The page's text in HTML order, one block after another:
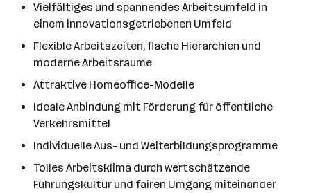
Vielfältiges und spannendes Arbeitsumfeld in
einem innovationsgetriebenen Umfeld
Flexible Arbeitszeiten, flache Hierarchien und
moderne Arbeitsräume
Attraktive Homeoffice-Modelle
Ideale Anbindung mit Förderung für öffentliche
Verkehrsmittel
Individuelle Aus- und Weiterbildungsprogramme
Tolles Arbeitsklima durch wertschätzende
Führungskultur und fairen Umgang miteinander